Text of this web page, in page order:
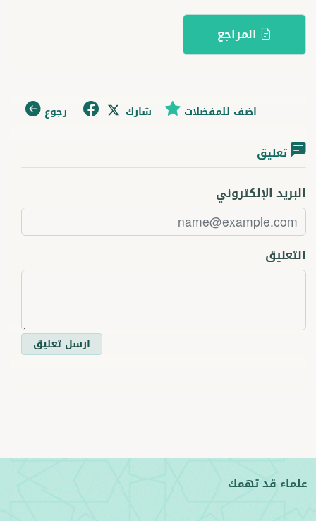
المراجع
رجوع شارك اضف للمفضلات
تعليق
البريد الإلكتروني
التعليق
ارسل تعليق
علماء قد تهمك